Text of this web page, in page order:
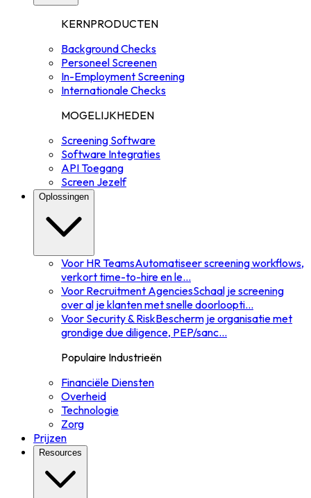
KERNPRODUCTEN
Background Checks
Personeel Screenen
In-Employment Screening
Internationale Checks
MOGELIJKHEDEN
Screening Software
Software Integraties
API Toegang
Screen Jezelf
Oplossingen
Voor HR TeamsAutomatiseer screening workflows,
verkort time-to-hire en le...
Voor Recruitment AgenciesSchaal je screening
over al je klanten met snelle doorloopti...
Voor Security & RiskBescherm je organisatie met
grondige due diligence, PEP/sanc...
Populaire Industrieën
Financiële Diensten
Overheid
Technologie
Zorg
Prijzen
Resources